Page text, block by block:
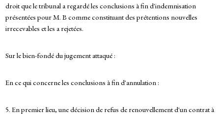
droit que le tribunal a regardé les conclusions à fin d'indemnisation
présentées pour M. B comme constituant des prétentions nouvelles
irrecevables et les a rejetées.
Sur le bien-fondé du jugement attaqué :
En ce qui concerne les conclusions à fin d'annulation :
5. En premier lieu, une décision de refus de renouvellement d'un contrat à